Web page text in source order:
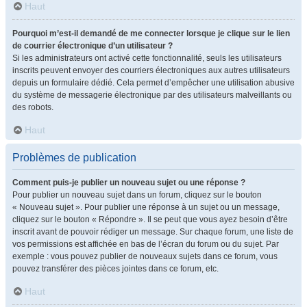
Haut
Pourquoi m’est-il demandé de me connecter lorsque je clique sur le lien
de courrier électronique d’un utilisateur ?
Si les administrateurs ont activé cette fonctionnalité, seuls les utilisateurs
inscrits peuvent envoyer des courriers électroniques aux autres utilisateurs
depuis un formulaire dédié. Cela permet d’empêcher une utilisation abusive
du système de messagerie électronique par des utilisateurs malveillants ou
des robots.
Haut
Problèmes de publication
Comment puis-je publier un nouveau sujet ou une réponse ?
Pour publier un nouveau sujet dans un forum, cliquez sur le bouton
« Nouveau sujet ». Pour publier une réponse à un sujet ou un message,
cliquez sur le bouton « Répondre ». Il se peut que vous ayez besoin d’être
inscrit avant de pouvoir rédiger un message. Sur chaque forum, une liste de
vos permissions est affichée en bas de l’écran du forum ou du sujet. Par
exemple : vous pouvez publier de nouveaux sujets dans ce forum, vous
pouvez transférer des pièces jointes dans ce forum, etc.
Haut